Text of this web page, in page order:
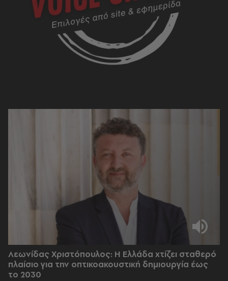
Λεωνίδας Χριστόπουλος: Η Ελλάδα χτίζει σταθερό
πλαίσιο για την οπτικοακουστική δημιουργία έως
το 2030